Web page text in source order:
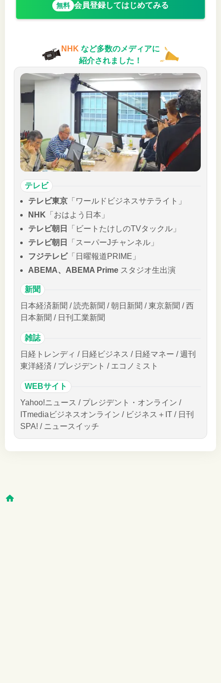
無料 会員登録してはじめてみる
NHK など多数のメディアに
紹介されました！
テレビ
テレビ東京 「ワールドビジネスサテライト」
NHK 「おはよう日本」
テレビ朝日
「ビートたけしのTVタックル」
テレビ朝日
「スーパーJチャンネル」
フジテレビ「日曜報道PRIME」
ABEMA、ABEMA Prime スタジオ生出演
新聞
日本経済新聞 / 読売新聞 / 朝日新聞 / 東京新聞 / 西
日本新聞 / 日刊工業新聞
雑誌
日経トレンディ / 日経ビジネス / 日経マネー / 週刊
東洋経済 / プレジデント / エコノミスト
WEBサイト
Yahoo!ニュース / プレジデント・オンライン /
ITmediaビジネスオンライン / ビジネス＋IT / 日刊
SPA! / ニュースイッチ